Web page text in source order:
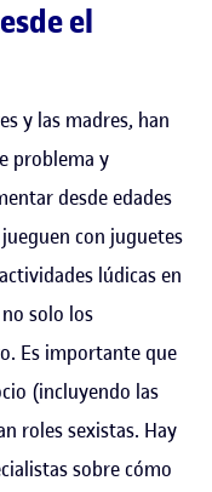
el
y las madres, han
problema y
desde edades
con juguetes
lúdicas en
solo los
Es importante que
(incluyendo las
roles sexistas. Hay
sobre cómo